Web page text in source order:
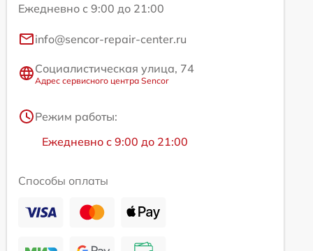
Ежедневно с 9:00 до 21:00
info@sencor-repair-center.ru
Социалистическая улица, 74
Адрес сервисного центра Sencor
Режим работы:
Ежедневно с 9:00 до 21:00
Способы оплаты